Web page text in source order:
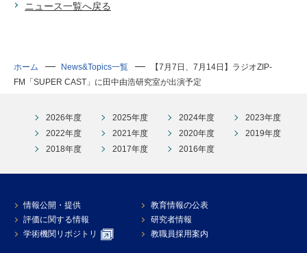
ニュース一覧へ戻る
ホーム News&Topics一覧
【7月7日、7月14日】ラジオZIP-
FM「SUPER CAST」に田中由浩研究室が出演予定
2026年度 2025年度 2024年度
2023年度
2022年度
2021年度 2020年度
2019年度
2018年度
2017年度 2016年度
情報公開・提供
教育情報の公表
評価に関する情報
研究者情報
学術機関リポジトリ
教職員採用案内